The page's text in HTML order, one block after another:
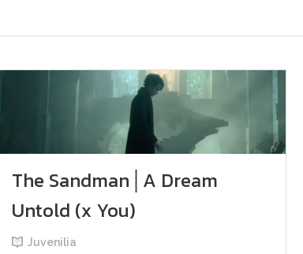
The Sandman│A Dream
Untold (x You)
Juvenilia